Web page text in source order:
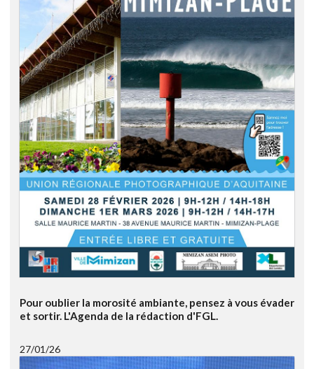
Pour oublier la morosité ambiante, pensez à vous évader
et sortir. L'Agenda de la rédaction d'FGL.
27/01/26